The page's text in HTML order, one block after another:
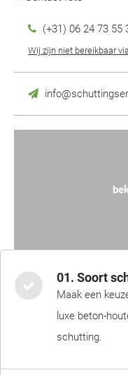
(+31) 06 24 73 55
Wij zijn niet bereikbaar
01. Soort
Maak een
luxe beton-
schutting.